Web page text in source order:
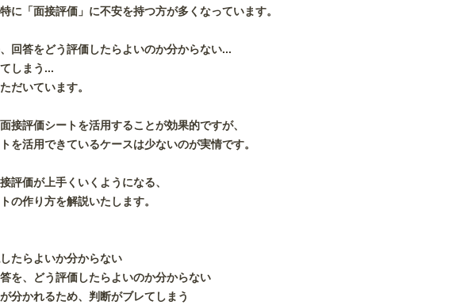
に「面接評価」に不安を持つ方が多くなっています。
回答をどう評価したらよいのか分からない...
しまう...
だいています。
接評価シートを活用することが効果的ですが、
を活用できているケースは少ないのが実情です。
評価が上手くいくようになる、
の作り方を解説いたします。
たらよいか分からない
を、どう評価したらよいのか分からない
分かれるため、判断がブレてしまう